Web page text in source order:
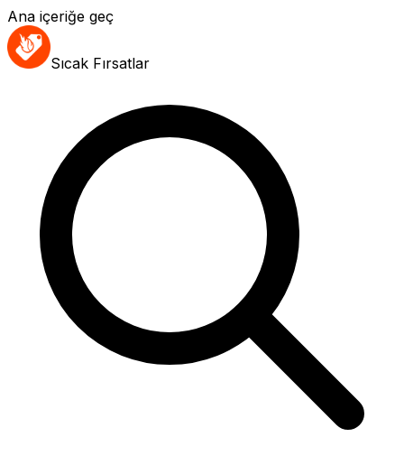
Ana içeriğe geç
Sıcak Fırsatlar